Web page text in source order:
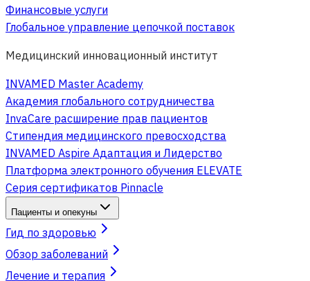
Финансовые услуги
Глобальное управление цепочкой поставок
Медицинский инновационный институт
INVAMED Master Academy
Академия глобального сотрудничества
InvaCare расширение прав пациентов
Стипендия медицинского превосходства
INVAMED Aspire Адаптация и Лидерство
Платформа электронного обучения ELEVATE
Серия сертификатов Pinnacle
Пациенты и опекуны
Гид по здоровью
Обзор заболеваний
Лечение и терапия